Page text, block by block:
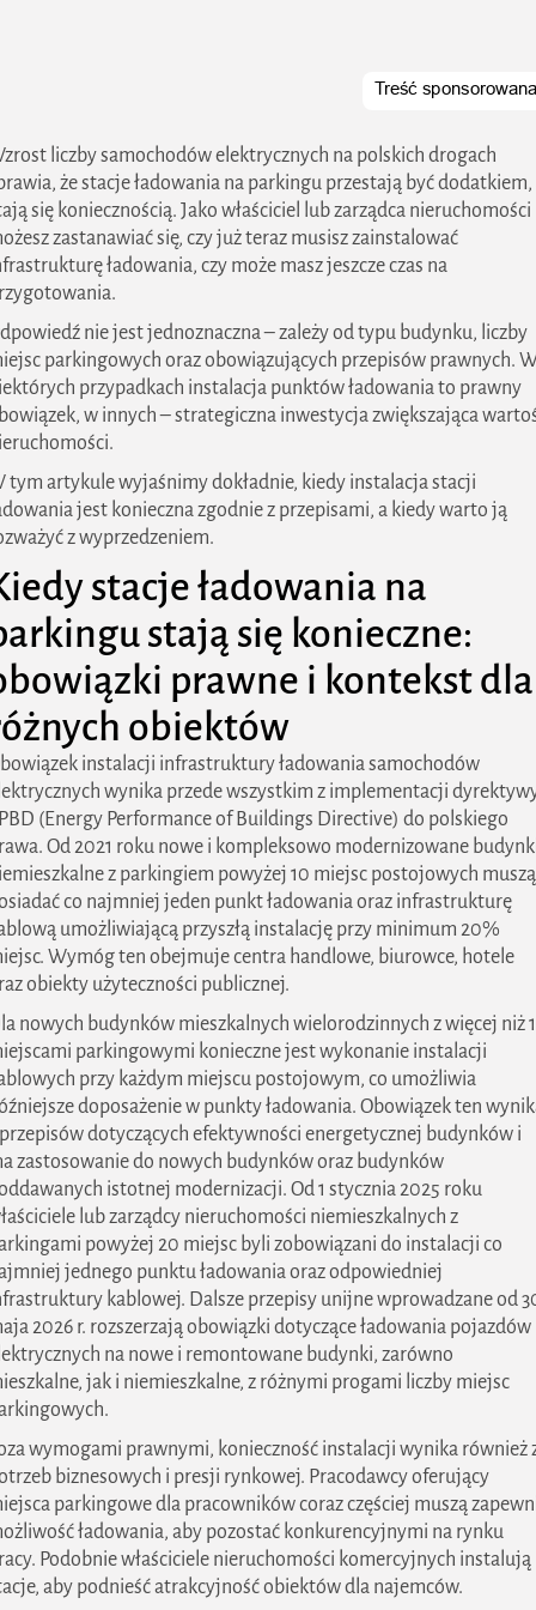
liczby samochodów elektrycznych na polskich drogach
że stacje ładowania na parkingu przestają być dodatkiem,
się koniecznością. Jako właściciel lub zarządca nieruchomości
zastanawiać się, czy już teraz musisz zainstalować
ładowania, czy może masz jeszcze czas na
nie jest jednoznaczna – zależy od typu budynku, liczby
parkingowych oraz obowiązujących przepisów prawnych.
przypadkach instalacja punktów ładowania to prawny
w innych – strategiczna inwestycja zwiększająca
tym artykule wyjaśnimy dokładnie, kiedy instalacja stacji
jest konieczna zgodnie z przepisami, a kiedy warto ją
z wyprzedzeniem.
stacje ładowania na
stają się konieczne:
prawne i kontekst dla
obiektów
instalacji infrastruktury ładowania samochodów
wynika przede wszystkim z implementacji
(Energy Performance of Buildings Directive) do polskiego
Od 2021 roku nowe i kompleksowo modernizowane
z parkingiem powyżej 10 miejsc postojowych muszą
co najmniej jeden punkt ładowania oraz infrastrukturę
umożliwiającą przyszłą instalację przy minimum 20%
Wymóg ten obejmuje centra handlowe, biurowce, hotele
obiekty użyteczności publicznej.
nowych budynków mieszkalnych wielorodzinnych z więcej niż
parkingowymi konieczne jest wykonanie instalacji
przy każdym miejscu postojowym, co umożliwia
doposażenie w punkty ładowania. Obowiązek ten
dotyczących efektywności energetycznej budynków i
zastosowanie do nowych budynków oraz budynków
istotnej modernizacji. Od 1 stycznia 2025 roku
lub zarządcy nieruchomości niemieszkalnych z
powyżej 20 miejsc byli zobowiązani do instalacji co
jednego punktu ładowania oraz odpowiedniej
kablowej. Dalsze przepisy unijne wprowadzane od
2026 r. rozszerzają obowiązki dotyczące ładowania pojazdów
na nowe i remontowane budynki, zarówno
jak i niemieszkalne, z różnymi progami liczby miejsc
wymogami prawnymi, konieczność instalacji wynika również
biznesowych i presji rynkowej. Pracodawcy oferujący
parkingowe dla pracowników coraz częściej muszą
ładowania, aby pozostać konkurencyjnymi na rynku
Podobnie właściciele nieruchomości komercyjnych instalują
aby podnieść atrakcyjność obiektów dla najemców.